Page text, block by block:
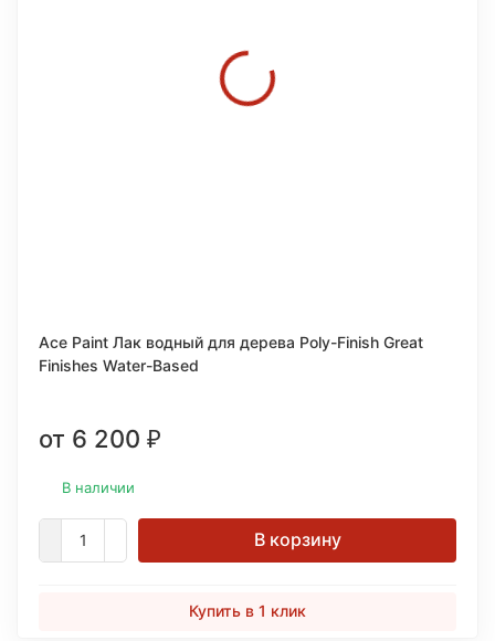
Ace Paint Лак водный для дерева Poly-Finish Great
Finishes Water-Based
от 6 200 ₽
В наличии
В корзину
Купить в 1 клик